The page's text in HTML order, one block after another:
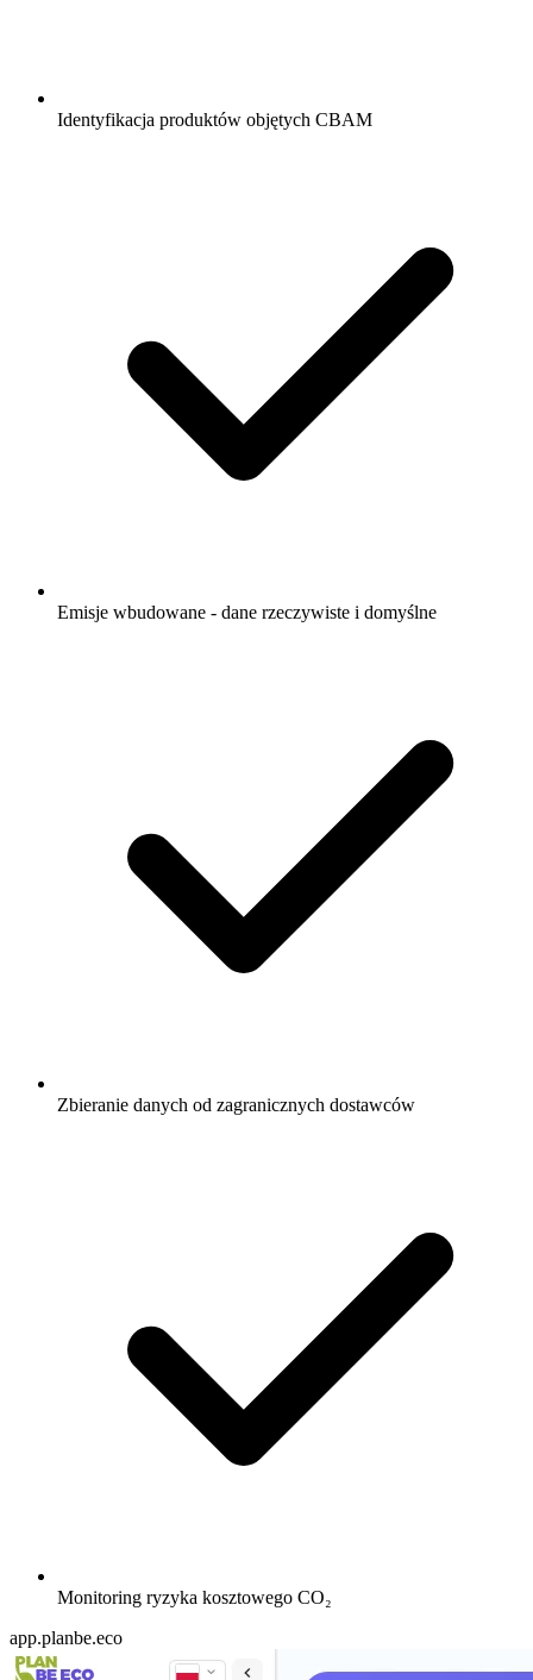
Identyfikacja produktów objętych CBAM
Emisje wbudowane - dane rzeczywiste i domyślne
Zbieranie danych od zagranicznych dostawców
Monitoring ryzyka kosztowego CO₂
app.planbe.eco